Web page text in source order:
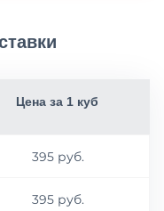
Цена за 1 куб
395 руб.
395 руб.